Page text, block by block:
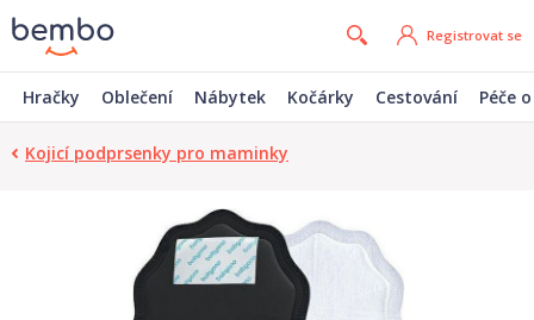
Registrovat se
Hračky Oblečení Nábytek Kočárky Cestování Péče
Kojicí podprsenky pro maminky